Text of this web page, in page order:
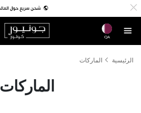
QA
الرئيسية الماركات
الماركات